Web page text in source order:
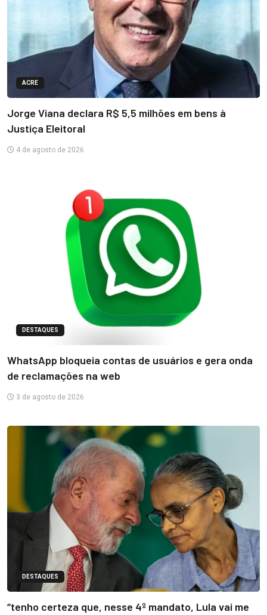
ACRE
Jorge Viana declara R$ 5,5 milhões em bens à
Justiça Eleitoral
4 de agosto de 2026
DESTAQUES
WhatsApp bloqueia contas de usuários e gera onda
de reclamações na web
3 de agosto de 2026
DESTAQUES
“tenho certeza que, nesse 4º mandato, Lula vai me